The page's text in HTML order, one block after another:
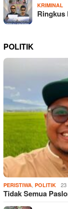
KRIMINAL
Ringkus
POLITIK
PERISTIWA POLITIK 23
Tidak Semua